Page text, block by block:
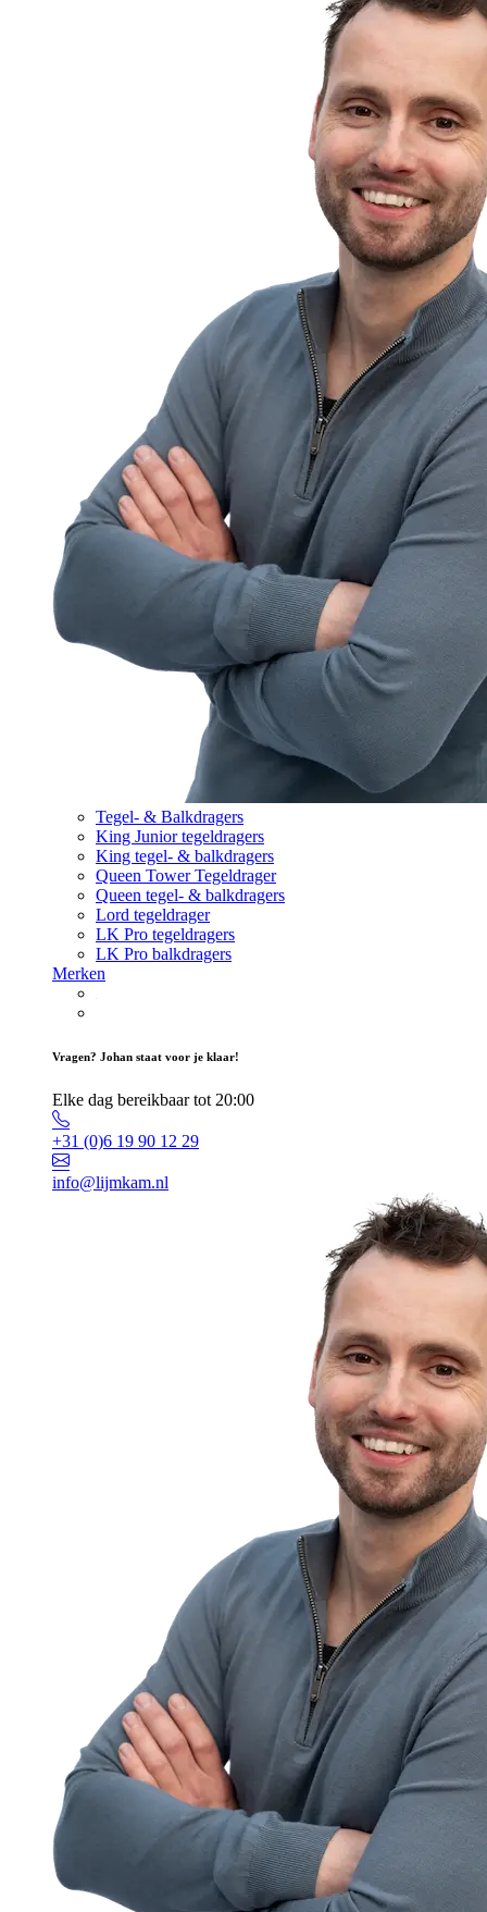
Tegel- & Balkdragers
King Junior tegeldragers
King tegel- & balkdragers
Queen Tower Tegeldrager
Queen tegel- & balkdragers
Lord tegeldrager
LK Pro tegeldragers
LK Pro balkdragers
Merken
Vragen? Johan staat voor je klaar!
Elke dag bereikbaar tot 20:00
+31 (0)6 19 90 12 29
info@lijmkam.nl